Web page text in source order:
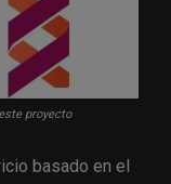
proyecto
basado en el